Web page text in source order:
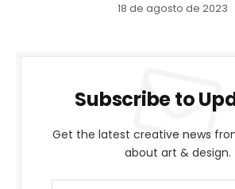
18 de agosto de 2023
Subscribe to
Get the latest creative news
about art & design.